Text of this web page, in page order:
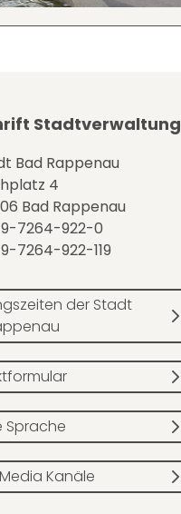
Stadtverwaltung
Bad Rappenau
4
Bad Rappenau
7264-922-0
7264-922-119
der Stadt
Sprache
Kanäle